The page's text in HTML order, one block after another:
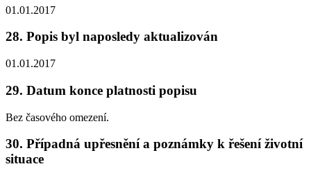
01.01.2017
28. Popis byl naposledy aktualizován
01.01.2017
29. Datum konce platnosti popisu
Bez časového omezení.
30. Případná upřesnění a poznámky k řešení životní
situace